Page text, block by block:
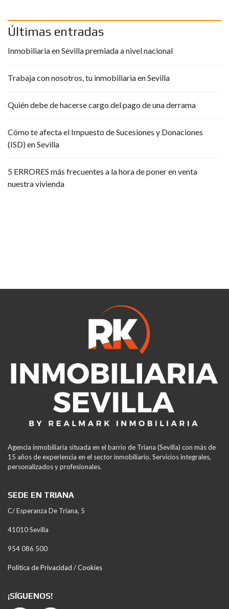
Últimas entradas
Inmobiliaria en Sevilla premiada a nivel nacional
Trabaja con nosotros, tu inmobiliaria en Sevilla
Quién debe de hacerse cargo del pago de una derrama
Cómo te afecta el Impuesto de Sucesiones y Donaciones
(ISD) en Sevilla
5 ERRORES más frecuentes a la hora de poner en venta
nuestra vivienda
Agencia inmobiliaria situada en el barrio de Triana (Sevilla) con más de
15 años de experiencia en el sector inmobiliario. Servicios integrales,
personalizados y profesionales.
SEDE EN TRIANA
C/ Esperanza De Triana, 5
41010 Sevilla
954 086 500
Política de Privacidad / Cookies
¡SÍGUENOS!